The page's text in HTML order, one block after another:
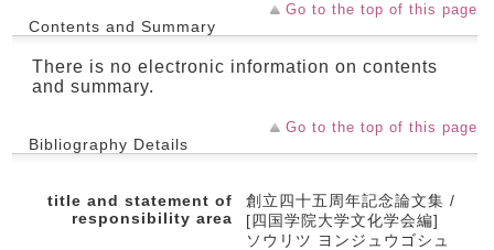
Go to the top of this page
Contents and Summary
There is no electronic information on contents
and summary.
Go to the top of this page
Bibliography Details
title and statement of
responsibility area
創立四十五周年記念論文集 /
[四国学院大学文化学会編]
ソウリツ ヨンジュウゴシュ